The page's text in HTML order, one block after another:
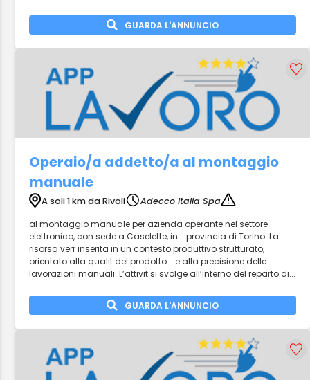
GUARDA L'ANNUNCIO
Operaio/a addetto/a al montaggio
manuale
A soli 1 km da Rivoli
Adecco Italia Spa
al montaggio manuale per azienda operante nel settore
elettronico, con sede a Caselette, in... provincia di Torino. La
risorsa verr inserita in un contesto produttivo strutturato,
orientato alla qualit del prodotto... e alla precisione delle
lavorazioni manuali. L’attivit si svolge all’interno del reparto di...
GUARDA L'ANNUNCIO